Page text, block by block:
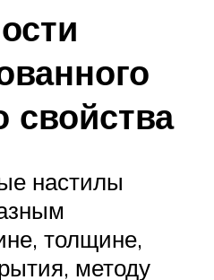
свойства
настилы
толщине,
методу